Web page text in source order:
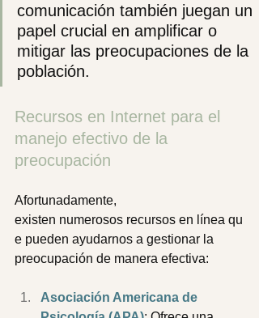
comunicación también juegan un
papel crucial en amplificar o
mitigar las preocupaciones de la
población.
Recursos en Internet para el
manejo efectivo de la
preocupación
Afortunadamente,
existen numerosos recursos en línea qu
e pueden ayudarnos a gestionar la
preocupación de manera efectiva:
Asociación Americana de